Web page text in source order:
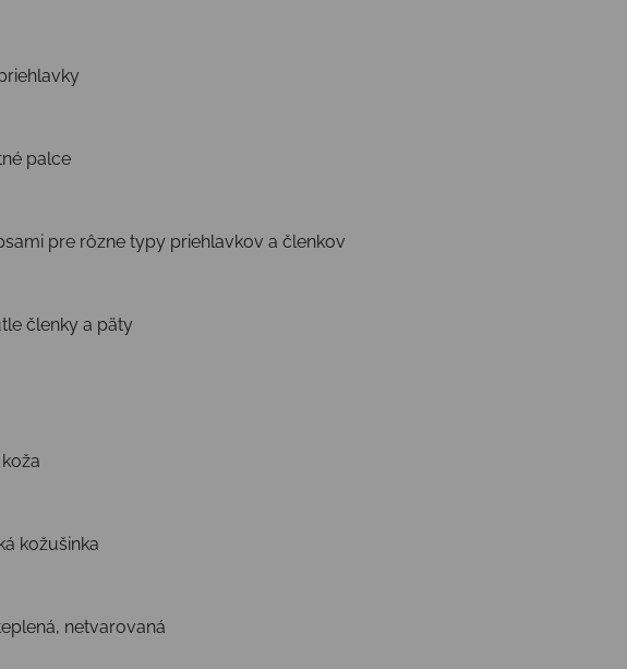
palce
pre rôzne typy priehlavkov a členkov
členky a päty
kožušinka
netvarovaná